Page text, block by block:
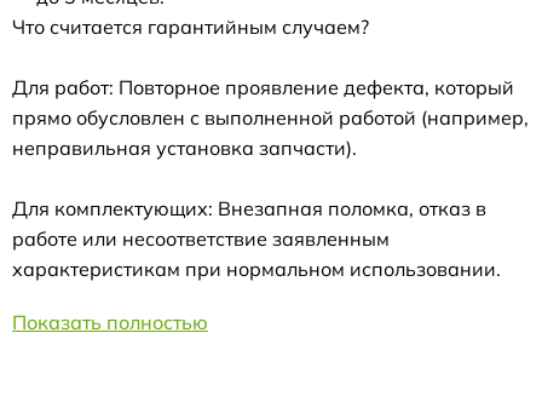
Что считается гарантийным случаем?
Для работ: Повторное проявление дефекта, который
прямо обусловлен с выполненной работой (например,
неправильная установка запчасти).
Для комплектующих: Внезапная поломка, отказ в
работе или несоответствие заявленным
характеристикам при нормальном использовании.
Показать полностью